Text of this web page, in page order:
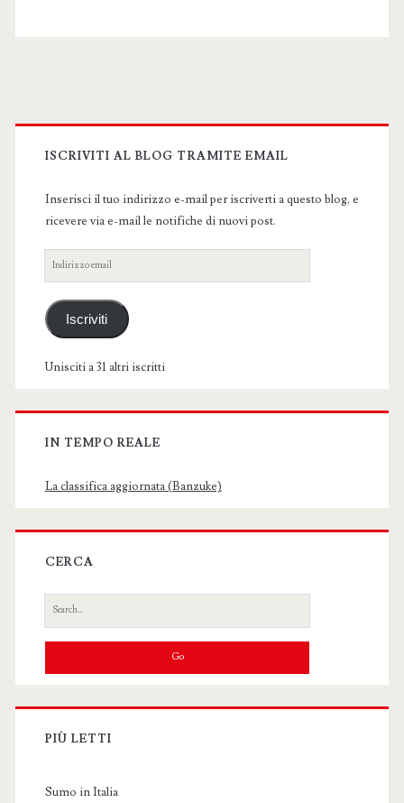
Primary
Sidebar
ISCRIVITI AL BLOG TRAMITE EMAIL
Inserisci il tuo indirizzo e-mail per iscriverti a questo blog, e
ricevere via e-mail le notifiche di nuovi post.
Indirizzo
email
Iscriviti
Unisciti a 31 altri iscritti
IN TEMPO REALE
La classifica aggiornata (Banzuke)
CERCA
Search
for:
PIÙ LETTI
Sumo in Italia